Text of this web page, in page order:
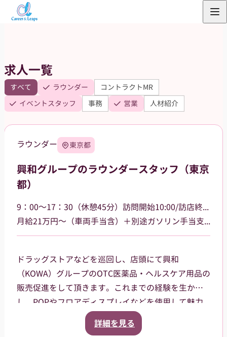
キ
ッ
プ
求人一覧
すべて ラウンダー
コントラクトMR
イベントスタッフ
事務 営業 人材紹介
ラウンダー 東京都
興和グループのラウンダースタッフ（東京
都）
9：00～17：30（休憩45分）訪問開始10:00/訪店終了17:00
月給21万円～（車両手当含）＋別途ガソリン手当支給 その他手当あり
ドラッグストアなどを巡回し、店頭にて興和
（KOWA）グループのOTC医薬品・ヘルスケア用品の
販売促進をして頂きます。これまでの経験を生か
し、POPやフロアディスプレイなどを使用して魅力
的な売場作りをお願いします。また、商品や稼働に
関する研修などは、事前に担当者から数日間行いま
詳細を見る